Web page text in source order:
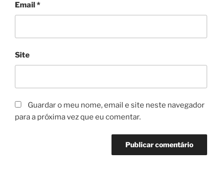
Email*
Site
Guardar o meu nome, email e site neste navegador
para a próxima vez que eu comentar.